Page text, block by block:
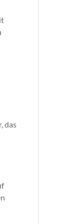
das